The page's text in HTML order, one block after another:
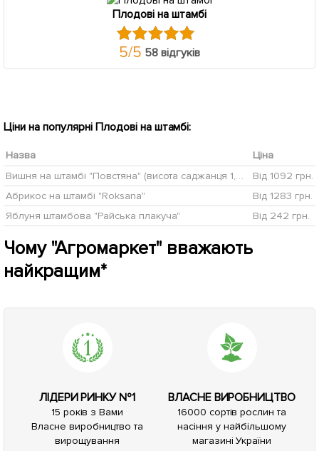
Плодові на штамбі
5/5 58 відгуків
Ціни на популярні Плодові на штамбі:
Назва
Ціна
Вишня на штамбі "Повстяна" (висота саджанця 1,5м)
Від 1092 грн.
Абрикос на штамбі "Roksana"
Від 1283 грн.
Яблуня штамбова "Райська плакуча"
Від 242 грн.
Чому "Агромаркет" вважають
найкращим*
ЛІДЕРИ РИНКУ №1
15 років з Вами
Власне виробництво та
вирощування
ВЛАСНЕ ВИРОБНИЦТВО
16000 сортів рослин та
насіння у найбільшому
магазині України